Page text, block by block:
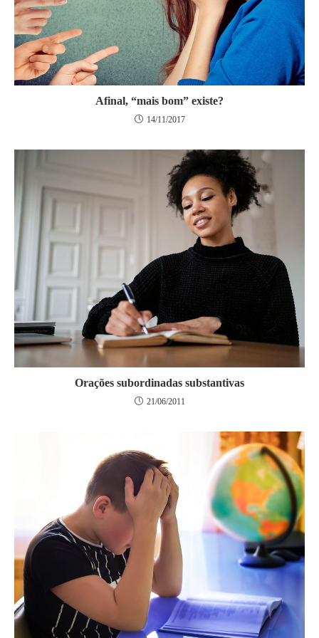
Afinal, “mais bom” existe?
14/11/2017
Orações subordinadas substantivas
21/06/2011